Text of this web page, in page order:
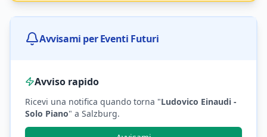
Avvisami per Eventi Futuri
Avviso rapido
Ricevi una notifica quando torna "Ludovico Einaudi -
Solo Piano" a Salzburg.